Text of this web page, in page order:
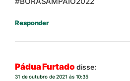
Responder
Pádua Furtado disse:
31 de outubro de 2021 às 10:35